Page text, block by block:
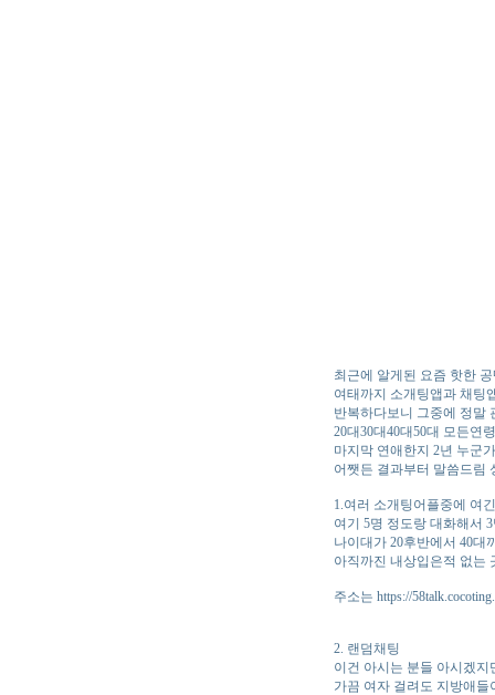
최근에 알게된 요즘 핫한
여태까지 소개팅앱과 채팅
반복하다보니 그중에 정말
20대30대40대50대 모든연
마지막 연애한지 2년 누군
어쨋든 결과부터 말씀드림
1.여러 소개팅어플중에 여
여기 5명 정도랑 대화해서
나이대가 20후반에서 40대
아직까진 내상입은적 없는
주소는 https://
2. 랜덤채팅
이건 아시는 분들 아시겠
가끔 여자 걸려도 지방애들